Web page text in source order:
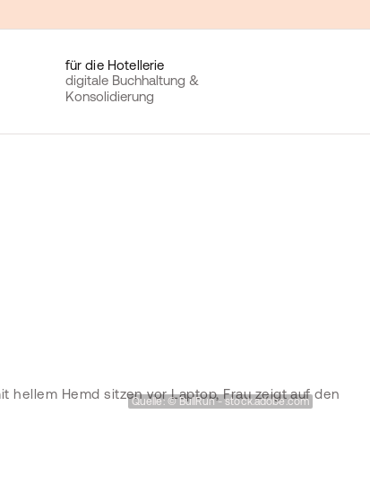
für die Hotellerie
digitale Buchhaltung &
Konsolidierung
Quelle: © BullRun - stock.adobe.com